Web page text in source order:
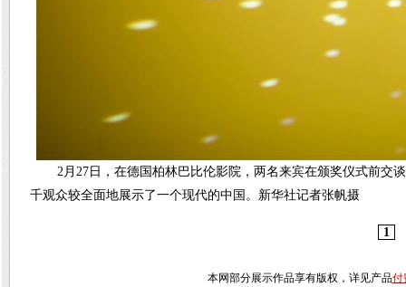
2月27日，在德国柏林巴比伦影院，两名来宾在颁奖仪式前交
千观众较全面地展示了一个现代的中国。新华社记者张帆摄
1
本网部分展示作品享有版权，详见产品付